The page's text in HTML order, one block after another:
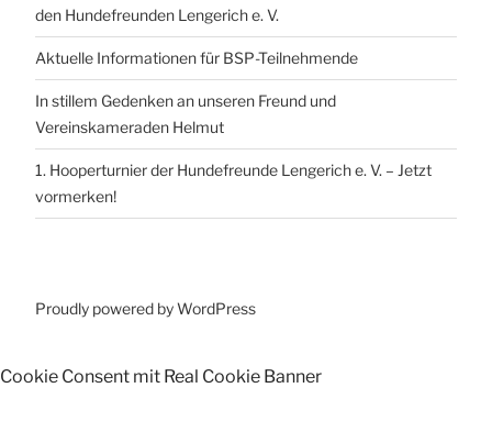
den Hundefreunden Lengerich e. V.
Aktuelle Informationen für BSP-Teilnehmende
In stillem Gedenken an unseren Freund und
Vereinskameraden Helmut
1. Hooperturnier der Hundefreunde Lengerich e. V. – Jetzt
vormerken!
Proudly powered by WordPress
Cookie Consent mit Real Cookie Banner